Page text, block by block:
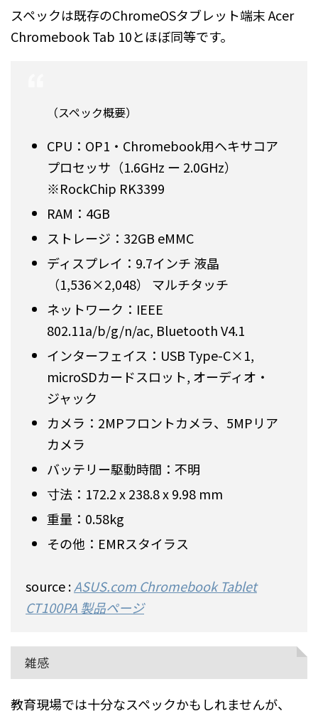
スペックは既存のChromeOSタブレット端末 Acer
Chromebook Tab 10とほぼ同等です。
（スペック概要）
CPU：OP1・Chromebook用ヘキサコア
プロセッサ（1.6GHz ー 2.0GHz）
※RockChip RK3399
RAM：4GB
ストレージ：32GB eMMC
ディスプレイ：9.7インチ 液晶
（1,536×2,048） マルチタッチ
ネットワーク：IEEE
802.11a/b/g/n/ac, Bluetooth V4.1
インターフェイス：USB Type-C×1,
microSDカードスロット, オーディオ・
ジャック
カメラ：2MPフロントカメラ、5MPリア
カメラ
バッテリー駆動時間：不明
寸法：172.2 x 238.8 x 9.98 mm
重量：0.58kg
その他：EMRスタイラス
source :ASUS.com Chromebook Tablet
CT100PA 製品ページ
雑感
教育現場では十分なスペックかもしれませんが、